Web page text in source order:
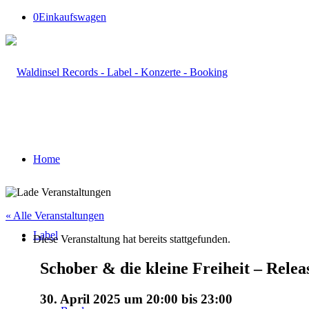
0Einkaufswagen
Home
Label
« Alle Veranstaltungen
Diese Veranstaltung hat bereits stattgefunden.
Schober & die kleine Freiheit –
30. April 2025 um 20:00 bis 23:00